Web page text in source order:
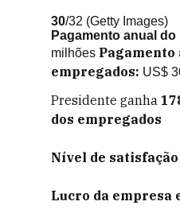
30/32 (Getty Images)
Pagamento anual
milhões Pagamento
empregados: US$
Presidente ganha
dos empregados
Nível de
Lucro da empresa